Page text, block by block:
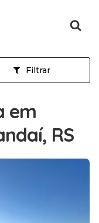
Filtrar
em
RS